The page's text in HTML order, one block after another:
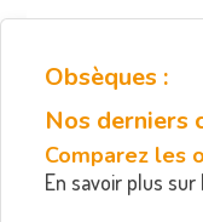
Obsèques :
Nos derniers
Comparez les
En savoir plus